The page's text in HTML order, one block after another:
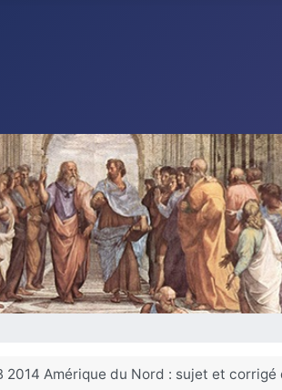
2014 Amérique du Nord : sujet et corrigé